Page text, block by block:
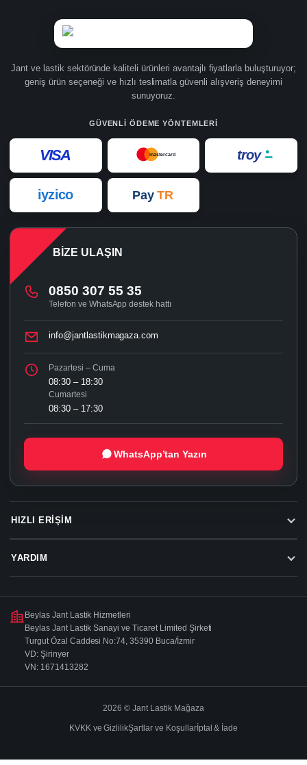
Jant ve lastik sektöründe kaliteli ürünleri avantajlı fiyatlarla buluşturuyor;
geniş ürün seçeneği ve hızlı teslimatla güvenli alışveriş deneyimi
sunuyoruz.
GÜVENLI ÖDEME YÖNTEMLERI
VISA mastercard troy
iyzico Pay TR
HIZLI ERIŞIM
YARDIM
BIZE ULAŞIN
0850 307 55 35
Telefon ve WhatsApp destek hattı
info@jantlastikmagaza.com
Pazartesi – Cuma
08:30 – 18:30
Cumartesi
08:30 – 17:30
WhatsApp’tan Yazın
Beylas Jant Lastik Hizmetleri
Beylas Jant Lastik Sanayi ve Ticaret Limited Şirketi
Turgut Özal Caddesi No:74, 35390 Buca/İzmir
VD: Şirinyer
VN: 1671413282
2026 © Jant Lastik Mağaza
KVKK ve GizlilikŞartlar ve Koşullarİptal & İade